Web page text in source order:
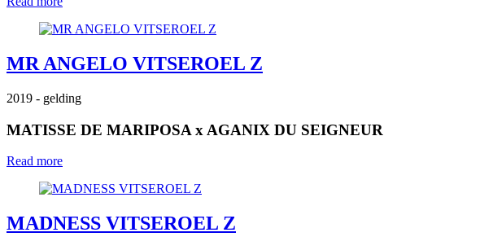
MR ANGELO VITSEROEL Z
2019 - gelding
MATISSE DE MARIPOSA x AGANIX DU SEIGNEUR
Read more
MADNESS VITSEROEL Z